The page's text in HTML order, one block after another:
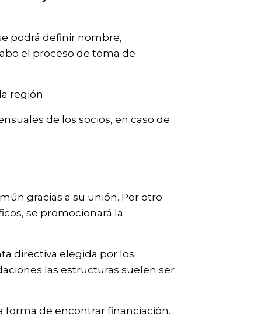
podrá definir nombre,
el proceso de toma de
región.
de los socios, en caso de
gracias a su unión. Por otro
se promocionará la
directiva elegida por los
las estructuras suelen ser
de encontrar financiación.